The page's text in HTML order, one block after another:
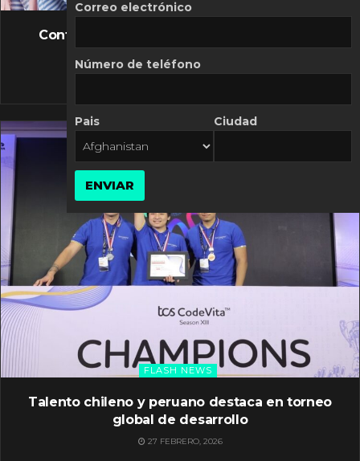
FLASH NEWS
Controversia de Mercado Libre por costos
10 MARZO, 2026
FLASH NEWS
Talento chileno y peruano destaca en torneo
global de desarrollo
27 FEBRERO, 2026
Correo electrónico
Número de teléfono
Pais Ciudad
ENVIAR